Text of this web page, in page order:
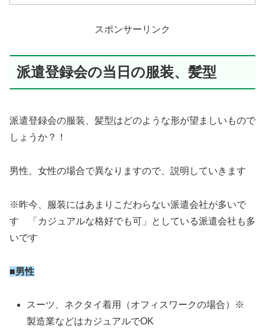
スポンサーリンク
派遣登録会の当日の服装、髪型
派遣登録会の服装、髪型はどのような形が望ましいもので
しょうか？！
男性、女性の場合で異なりますので、説明していきます
※昨今、服装にはあまりこだわらない派遣会社が多いで
す 「カジュアルな格好でも可」としている派遣会社も多
いです
■男性
スーツ、ネクタイ着用（オフィスワークの場合）※
製造業などはカジュアルでOK